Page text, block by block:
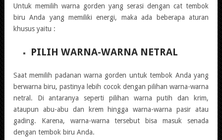
Untuk memilih warna gorden yang serasi dengan cat tembok
biru Anda yang memiliki energi, maka ada beberapa aturan
khusus yaitu :
PILIH WARNA-WARNA NETRAL
Saat memilih padanan warna gorden untuk tembok Anda yang
berwarna biru, pastinya lebih cocok dengan pilihan warna-warna
netral. Di antaranya seperti pilihan warna putih dan krim,
ataupun abu-abu dan krem hingga warna-warna pasir atau
gading. Karena, warna-warna tersebut bisa masuk senada
dengan tembok biru Anda.